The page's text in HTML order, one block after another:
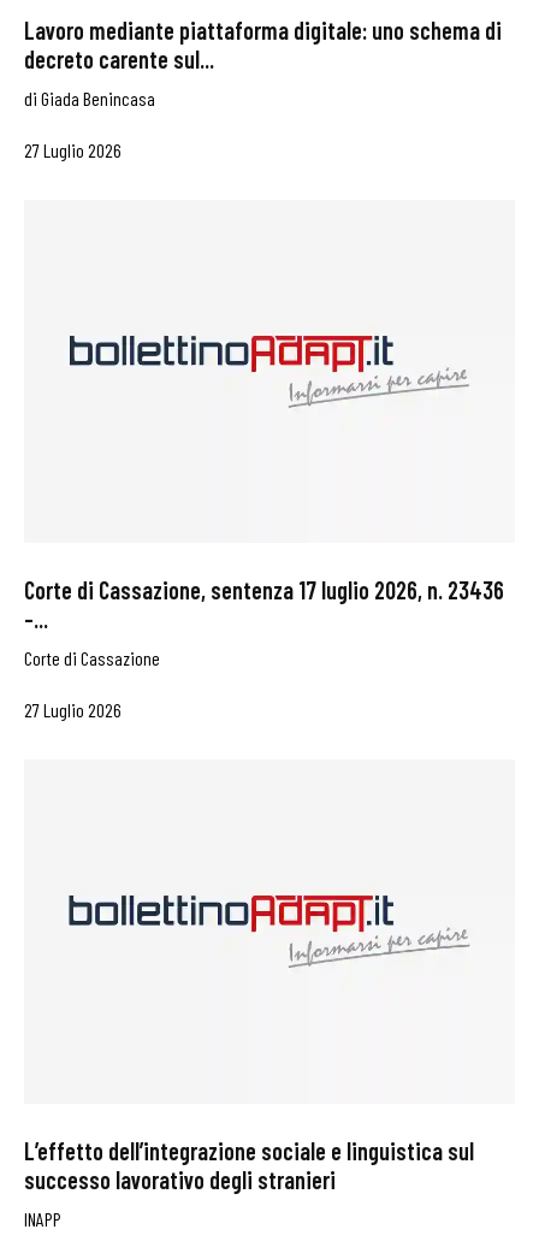
Lavoro mediante piattaforma digitale: uno schema di
decreto carente sul...
di Giada Benincasa
27 Luglio 2026
Corte di Cassazione, sentenza 17 luglio 2026, n. 23436
–...
Corte di Cassazione
27 Luglio 2026
L’effetto dell’integrazione sociale e linguistica sul
successo lavorativo degli stranieri
INAPP